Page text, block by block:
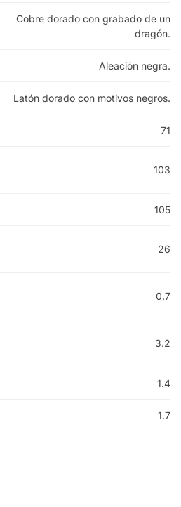
Cobre dorado con grabado de un
dragón.
Aleación negra.
Latón dorado con motivos negros.
71
103
105
26
0.7
3.2
1.4
1.7